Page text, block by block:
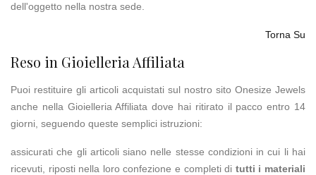
dell'oggetto nella nostra sede.
Torna Su
Reso in Gioielleria Affiliata
Puoi restituire gli articoli acquistati sul nostro sito Onesize Jewels
anche nella Gioielleria Affiliata dove hai ritirato il pacco entro 14
giorni, seguendo queste semplici istruzioni:
assicurati che gli articoli siano nelle stesse condizioni in cui li hai
ricevuti, riposti nella loro confezione e completi di tutti i materiali